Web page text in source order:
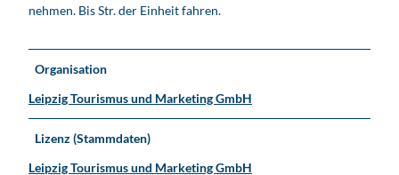
nehmen. Bis Str. der Einheit fahren.
Organisation
Leipzig Tourismus und Marketing GmbH
Lizenz (Stammdaten)
Leipzig Tourismus und Marketing GmbH